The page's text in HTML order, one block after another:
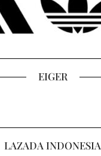
EIGER
LAZADA INDONESIA